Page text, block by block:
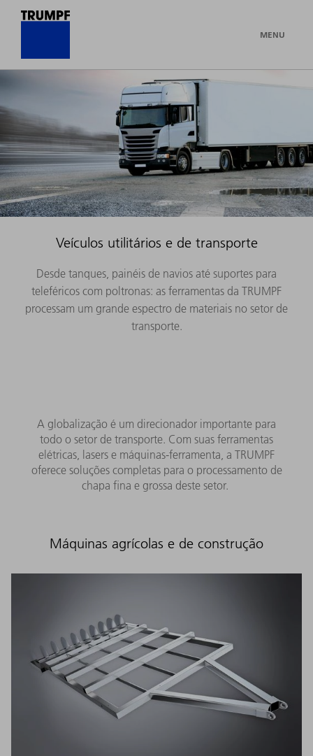
MENU
Veículos utilitários e de transporte
Desde tanques, painéis de navios até suportes para
teleféricos com poltronas: as ferramentas da TRUMPF
processam um grande espectro de materiais no setor de
transporte.
A globalização é um direcionador importante para
todo o setor de transporte. Com suas ferramentas
elétricas, lasers e máquinas-ferramenta, a TRUMPF
oferece soluções completas para o processamento de
chapa fina e grossa deste setor.
Máquinas agrícolas e de construção